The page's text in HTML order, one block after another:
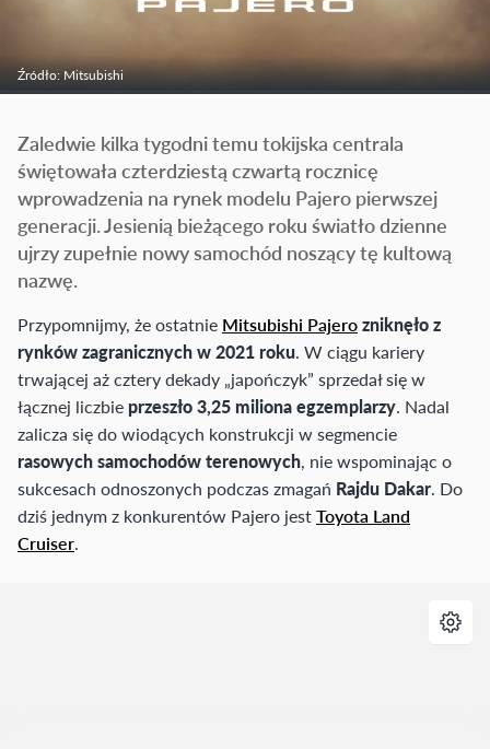
Źródło: Mitsubishi
Zaledwie kilka tygodni temu tokijska centrala
świętowała czterdziestą czwartą rocznicę
wprowadzenia na rynek modelu Pajero pierwszej
generacji. Jesienią bieżącego roku światło dzienne
ujrzy zupełnie nowy samochód noszący tę kultową
nazwę.
Przypomnijmy, że ostatnie Mitsubishi Pajerozniknęło z
rynków zagranicznych w 2021 roku. W ciągu kariery
trwającej aż cztery dekady „japończyk” sprzedał się w
łącznej liczbie przeszło 3,25 miliona egzemplarzy. Nadal
zalicza się do wiodących konstrukcji w segmencie
rasowych samochodów terenowych, nie wspominając o
sukcesach odnoszonych podczas zmagań Rajdu Dakar. Do
dziś jednym z konkurentów Pajero jestToyota Land
Cruiser.